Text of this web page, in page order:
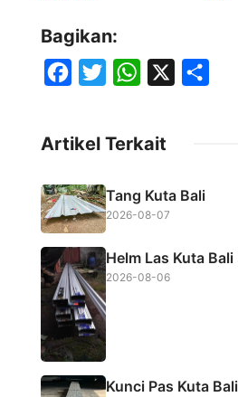
Bagikan:
e
b
o
o
k
t
e
t
A
p
Artikel Terkait
Tang Kuta Bali
2026-08-07
Helm Las Kuta Bali
2026-08-06
Kunci Pas Kuta Bali